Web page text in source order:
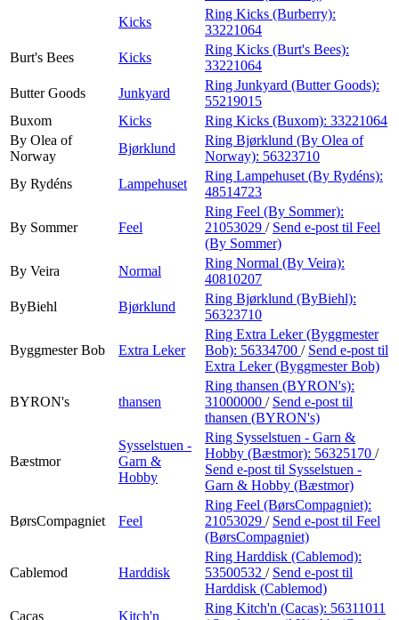
Kicks
Ring Kicks (Burberry):
33221064
Burt's Bees
Kicks
Ring Kicks (Burt's Bees):
33221064
Butter Goods
Junkyard
Ring Junkyard (Butter Goods):
55219015
Buxom
Kicks Ring Kicks (Buxom): 33221064
By Olea of
Norway
Bjørklund
Ring Bjørklund (By Olea of
Norway): 56323710
By Rydéns
Lampehuset
Ring Lampehuset (By Rydéns):
48514723
By Sommer Feel
Ring Feel (By Sommer):
21053029 / Send e-post til Feel
(By Sommer)
By Veira
Normal
Ring Normal (By Veira):
40810207
ByBiehl
Bjørklund
Ring Bjørklund (ByBiehl):
56323710
Byggmester Bob Extra Leker
Ring Extra Leker (Byggmester
Bob): 56334700 / Send e-post til
Extra Leker (Byggmester Bob)
BYRON's thansen
Ring thansen (BYRON's):
31000000 / Send e-post til
thansen (BYRON's)
Bæstmor
Sysselstuen -
Garn &
Hobby
Ring Sysselstuen - Garn &
Hobby (Bæstmor): 56325170 /
Send e-post til Sysselstuen -
Garn & Hobby (Bæstmor)
BørsCompagniet Feel
Ring Feel (BørsCompagniet):
21053029 / Send e-post til Feel
(BørsCompagniet)
Cablemod Harddisk
Ring Harddisk (Cablemod):
53500532 / Send e-post til
Harddisk (Cablemod)
Cacas
Kitch'n
Ring Kitch'n (Cacas): 56311011